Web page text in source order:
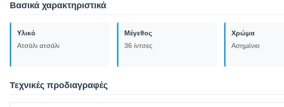
Βασικά χαρακτηριστικά
Υλικό
Ατσάλι ατσάλι
Μέγεθος
36 ίντσες
Χρώμα
Ασημένιο
Τεχνικές προδιαγραφές